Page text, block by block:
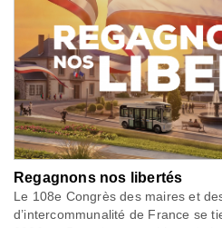
Regagnons nos libertés
Le 108e Congrès des maires et
d’intercommunalité de France se